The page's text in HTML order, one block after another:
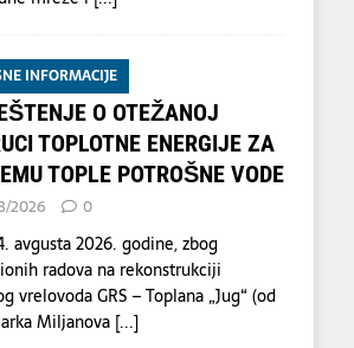
INFORMACIJE
O OTEŽANOJ
TOPLOTNE ENERGIJE ZA
TOPLE POTROŠNE VODE
2026 0
avgusta 2026. godine, zbog
radova na rekonstrukciji
vrelovoda GRS – Toplana „Jug“ (od
Miljanova [...]